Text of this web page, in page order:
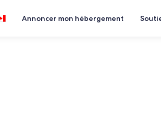
Annoncer mon hébergement